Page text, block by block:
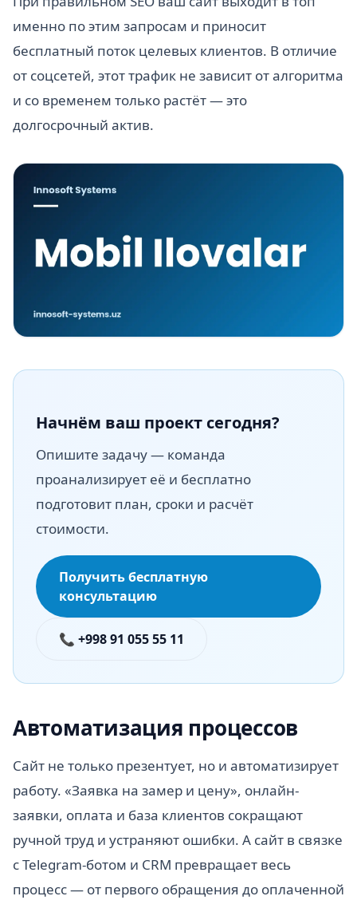
именно по этим запросам и приносит
бесплатный поток целевых клиентов. В отличие
от соцсетей, этот трафик не зависит от алгоритма
и со временем только растёт — это
долгосрочный актив.
Начнём ваш проект сегодня?
Опишите задачу — команда
проанализирует её и бесплатно
подготовит план, сроки и расчёт
стоимости.
Получить бесплатную
консультацию
📞 +998 91 055 55 11
Автоматизация процессов
Сайт не только презентует, но и автоматизирует
работу. «Заявка на замер и цену», онлайн-
заявки, оплата и база клиентов сокращают
ручной труд и устраняют ошибки. А сайт в связке
с Telegram-ботом и CRM превращает весь
процесс — от первого обращения до оплаченной